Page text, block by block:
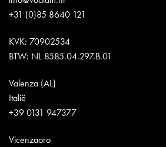
+31 (0)85 8640 121
KVK: 70902534
BTW: NL 8585.04.297.B.01
Valenza (AL)
Italië
+39 0131 947377
Vicenzaoro